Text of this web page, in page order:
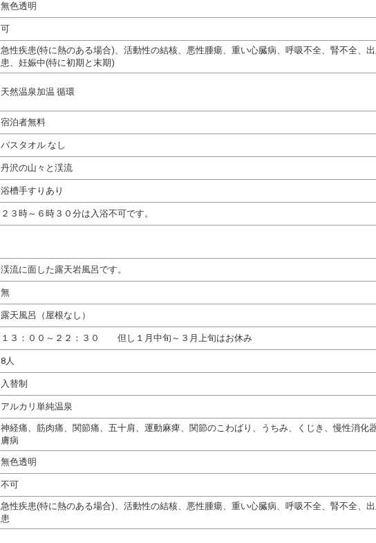
無色透明
可
急性疾患(特に熱のある場合)、活動性の結核、悪性腫瘍、重い心臓病、呼吸不全、腎不全、
患、妊娠中(特に初期と末期)
天然温泉加温 循環
宿泊者無料
バスタオル なし
丹沢の山々と渓流
浴槽手すりあり
２３時～６時３０分は入浴不可です。
渓流に面した露天岩風呂です。
無
露天風呂（屋根なし）
１３：００～２２：３０ 但し１月中旬～３月上旬はお休み
8人
入替制
アルカリ単純温泉
神経痛、筋肉痛、関節痛、五十肩、運動麻痺、関節のこわばり、うちみ、くじき、慢性消
膚病
無色透明
不可
急性疾患(特に熱のある場合)、活動性の結核、悪性腫瘍、重い心臓病、呼吸不全、腎不全、
患